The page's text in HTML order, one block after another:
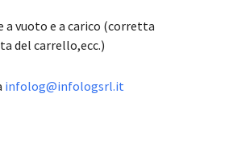
a vuoto e a carico (corretta
del carrello,ecc.)
infolog@infologsrl.it